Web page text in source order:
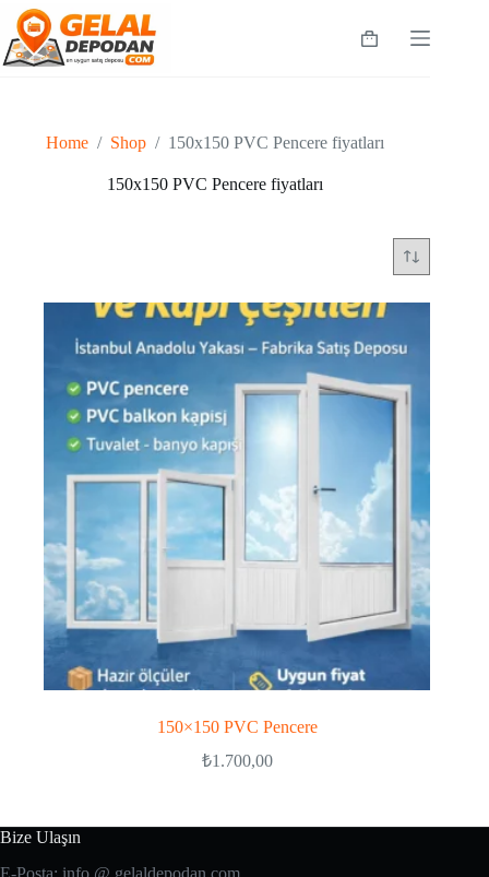
Skip
content
Shopping
Home / Shop / 150x150 PVC Pencere fiyatları
150x150 PVC Pencere fiyatları
150×150 PVC Pencere
₺1.700,00
Bize Ulaşın
E-Posta: info @ gelaldepodan.com